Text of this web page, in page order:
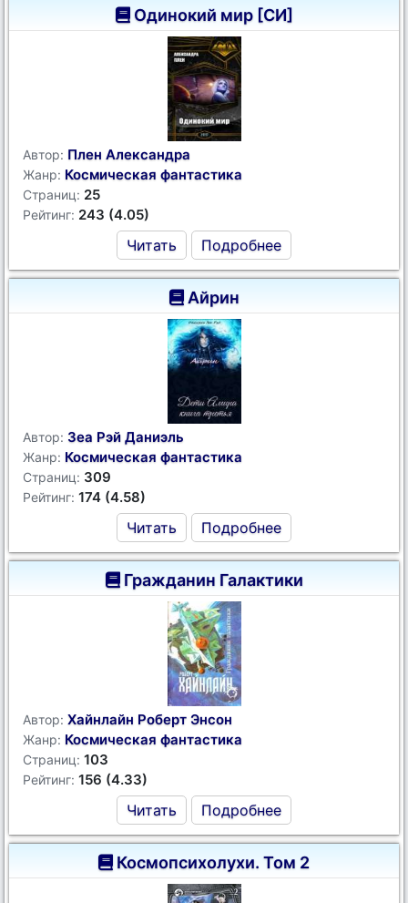
Одинокий мир [СИ]
Автор: Плен Александра
Жанр: Космическая фантастика
Страниц: 25
Рейтинг: 243 (4.05)
Читать Подробнее
Айрин
Автор: Зеа Рэй Даниэль
Жанр: Космическая фантастика
Страниц: 309
Рейтинг: 174 (4.58)
Читать Подробнее
Гражданин Галактики
Автор: Хайнлайн Роберт Энсон
Жанр: Космическая фантастика
Страниц: 103
Рейтинг: 156 (4.33)
Читать Подробнее
Космопсихолухи. Том 2